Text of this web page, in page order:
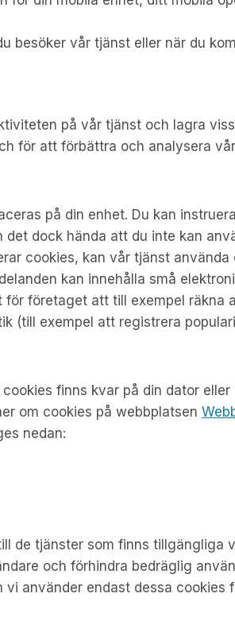
besöker vår tjänst eller när du
på vår tjänst och lagra
för att förbättra och analysera
på din enhet. Du kan
dock hända att du inte kan
cookies, kan vår tjänst använda
kan innehålla små
företaget att till exempel räkna
(till exempel att registrera
finns kvar på din dator
om cookies på webbplatsen
nedan:
de tjänster som finns tillgängliga
och förhindra bedräglig
använder endast dessa cookies